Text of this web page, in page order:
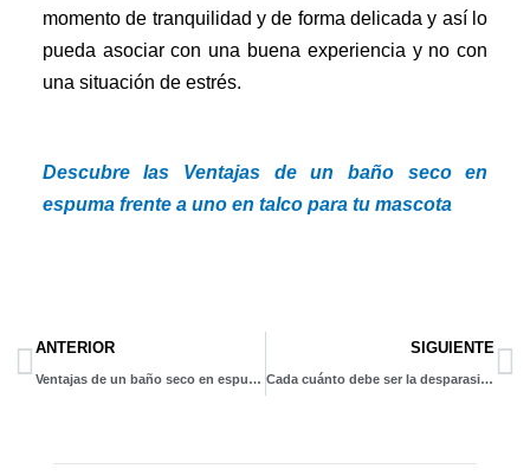
momento de tranquilidad y de forma delicada y así lo
pueda asociar con una buena experiencia y no con
una situación de estrés.
Descubre las Ventajas de un baño seco en
espuma frente a uno en talco para tu mascota
Prev
ANTERIOR
Ventajas de un baño seco en espuma frente a uno en talco para tu mascota
SIGUIENTE
Cada cuánto debe ser la desparasitación en perros